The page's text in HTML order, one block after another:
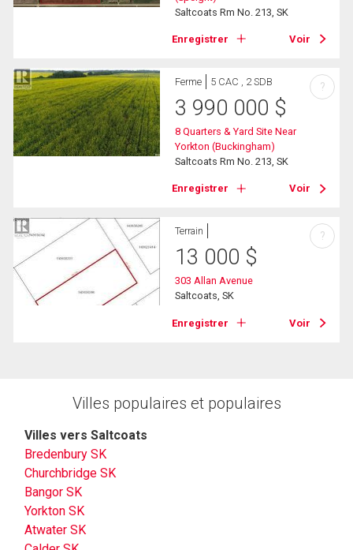
Saltcoats Rm No. 213, SK
Enregistrer Voir
Ferme 5 CAC , 2 SDB
3 990 000 $
8 Quarters & Yard Site Near
Yorkton (Buckingham)
Saltcoats Rm No. 213, SK
Enregistrer Voir
?
Terrain
13 000 $
303 Allan Avenue
Saltcoats, SK
Enregistrer Voir
?
Villes populaires et populaires
Villes vers Saltcoats
Bredenbury SK
Churchbridge SK
Bangor SK
Yorkton SK
Atwater SK